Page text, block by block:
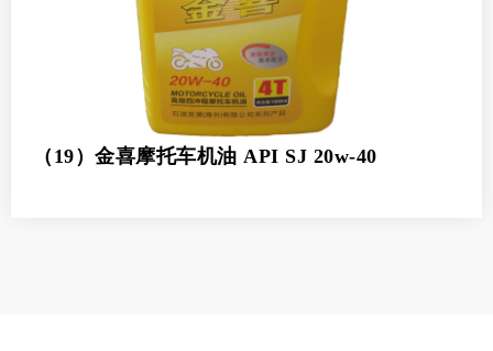
（19）金喜摩托车机油 API SJ 20w-40